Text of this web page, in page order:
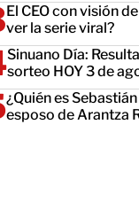
El CEO con visión
ver la serie viral?
Sinuano Día:
sorteo HOY 3 de
¿Quién es
esposo de Arantza